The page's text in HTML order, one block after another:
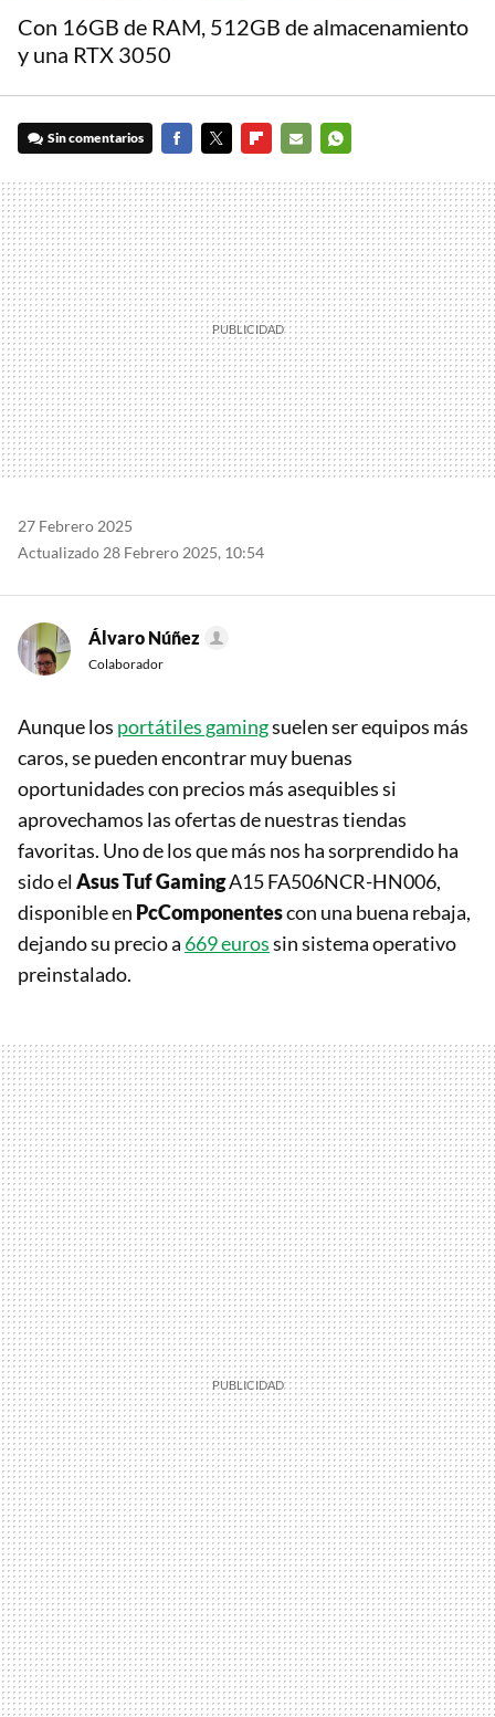
Con 16GB de RAM, 512GB de almacenamiento
y una RTX 3050
Sin comentarios
MAIL
27 Febrero 2025
Actualizado 28 Febrero 2025, 10:54
Álvaro Núñez
Colaborador
Aunque los portátiles gamingsuelen ser equipos más
caros, se pueden encontrar muy buenas
oportunidades con precios más asequibles si
aprovechamos las ofertas de nuestras tiendas
favoritas. Uno de los que más nos ha sorprendido ha
sido el Asus Tuf GamingA15 FA506NCR-HN006,
disponible en PcComponentescon una buena rebaja,
dejando su precio a 669 eurossin sistema operativo
preinstalado.